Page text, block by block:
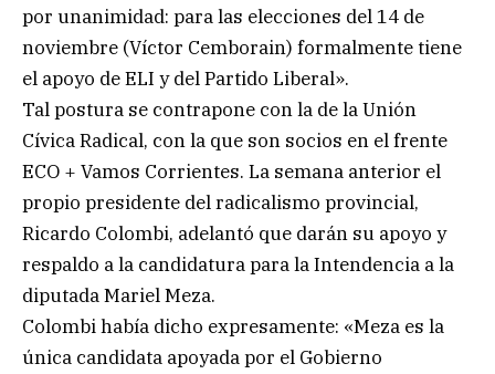
por unanimidad: para las elecciones del 14 de
noviembre (Víctor Cemborain) formalmente tiene
el apoyo de ELI y del Partido Liberal».
Tal postura se contrapone con la de la Unión
Cívica Radical, con la que son socios en el frente
ECO + Vamos Corrientes. La semana anterior el
propio presidente del radicalismo provincial,
Ricardo Colombi, adelantó que darán su apoyo y
respaldo a la candidatura para la Intendencia a la
diputada Mariel Meza.
Colombi había dicho expresamente: «Meza es la
única candidata apoyada por el Gobierno